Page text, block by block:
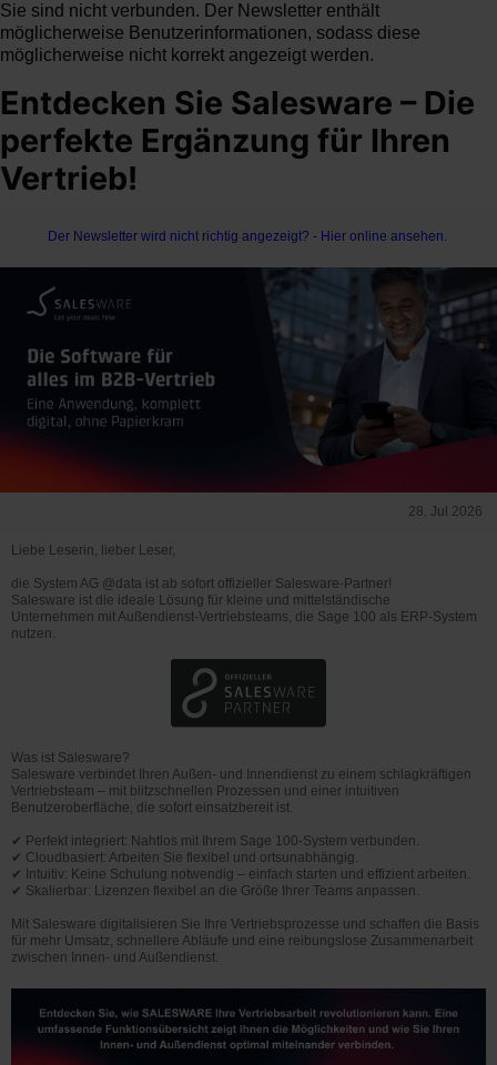
Sie sind nicht verbunden. Der Newsletter enthält
möglicherweise Benutzerinformationen, sodass diese
möglicherweise nicht korrekt angezeigt werden.
Entdecken Sie Salesware – Die
perfekte Ergänzung für Ihren
Vertrieb!